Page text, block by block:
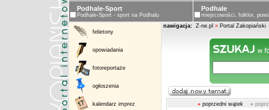
Podhale-Sport
Podhale-Sport - sport na Podhalu
Podhale
miejscowości, folklor,
felietony
opowiadania
fotoreportaże
ogłoszenia
kalendarz imprez
nawigacja: Z-ne.pl » Portal Zakopiański
«poprzedni wątek «